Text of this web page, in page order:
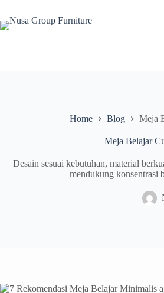
Home Blog Meja
Meja Belajar
Desain sesuai kebutuhan, material
mendukung konsentrasi